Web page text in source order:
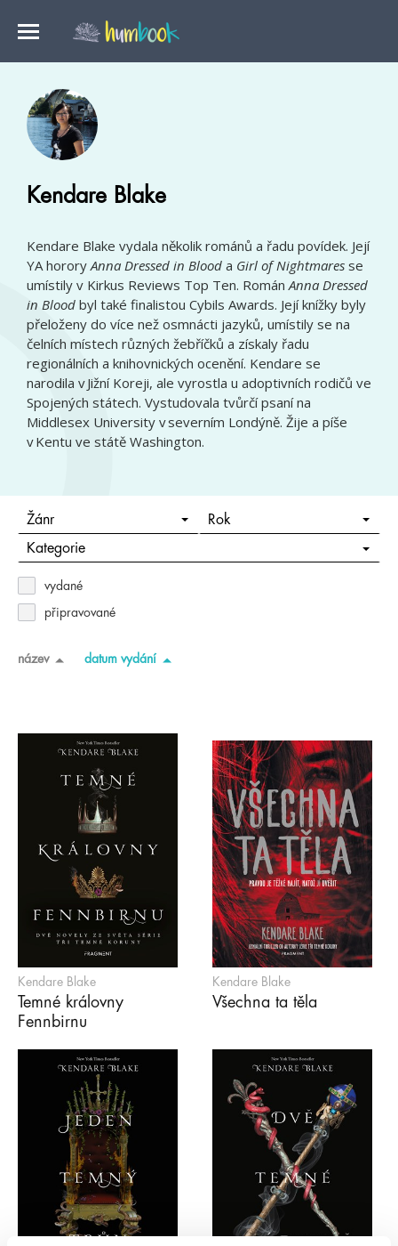
Kendare Blake
Kendare Blake vydala několik románů a řadu povídek. Její
YA hororyAnna Dressed in Blood a Girl of Nightmares se
umístily v Kirkus Reviews Top Ten. RománAnna Dressed
in Blood byl také finalistou Cybils Awards. Její knížky byly
přeloženy do více než osmnácti jazyků, umístily se na
čelních místech různých žebříčků a získaly řadu
regionálních a knihovnických ocenění. Kendare se
narodila v Jižní Koreji, ale vyrostla u adoptivních rodičů ve
Spojených státech. Vystudovala tvůrčí psaní na
Middlesex University v severním Londýně. Žije a píše
v Kentu ve státě Washington.
Žánr Rok
Kategorie
vydané
připravované
název datum vydání
Kendare Blake
Temné královny
Fennbirnu
Kendare Blake
Všechna ta těla